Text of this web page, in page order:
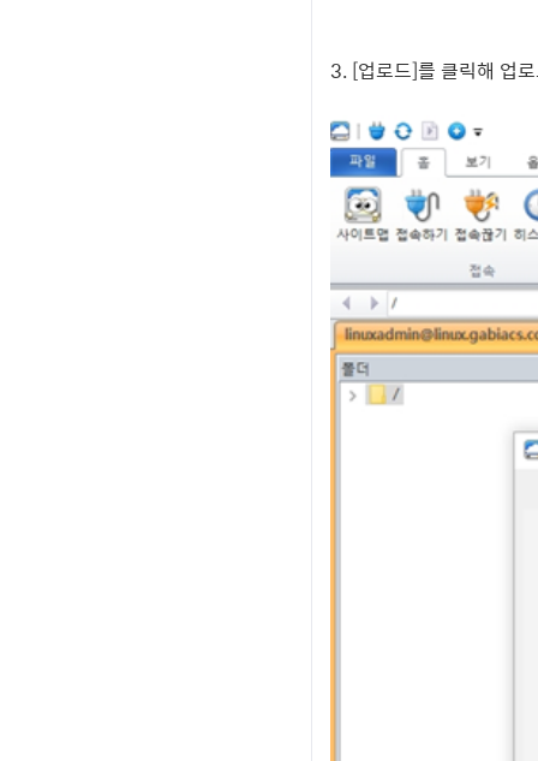
3. [업로드]를 클릭해 업